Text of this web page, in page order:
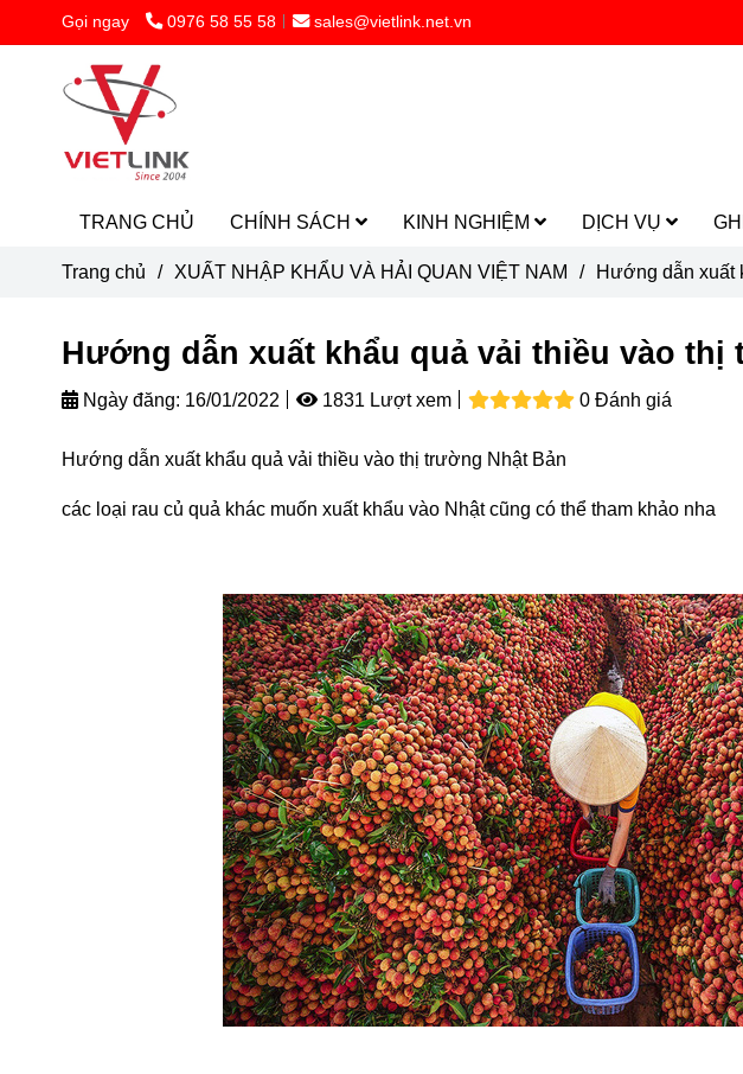
Gọi ngay 0976 58 55 58 sales@vietlink.net.vn
TRANG CHỦ CHÍNH SÁCH KINH NGHIỆM DỊCH VỤ
Trang chủ / XUẤT NHẬP KHẨU VÀ HẢI QUAN VIỆT NAM / Hướng dẫn xuất
Hướng dẫn xuất khẩu quả vải thiều vào thị
Ngày đăng: 16/01/2022 1831 Lượt xem 0 Đánh giá
Hướng dẫn xuất khẩu quả vải thiều vào thị trường Nhật Bản
các loại rau củ quả khác muốn xuất khẩu vào Nhật cũng có thể tham khảo nha